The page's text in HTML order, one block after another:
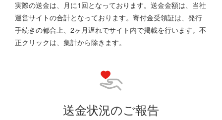
実際の送金は、月に1回となっております。送金金額は、当社
運営サイトの合計となっております。寄付金受領証は、発行
手続きの都合上、2ヶ月遅れでサイト内で掲載を行います。不
正クリックは、集計から除きます。
送金状況のご報告